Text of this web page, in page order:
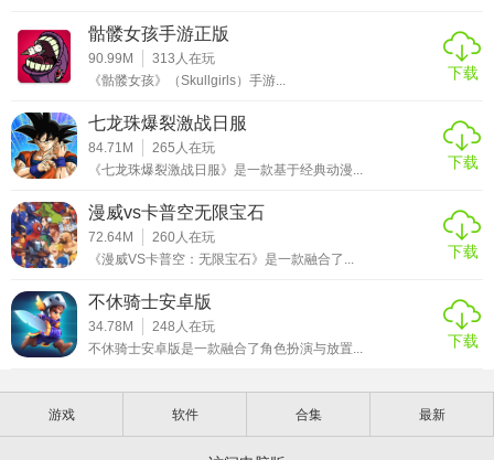
骷髅女孩手游正版
90.99M 313 人在玩
《骷髅女孩》（Skullgirls）手游...
下载
七龙珠爆裂激战日服
84.71M 265 人在玩
《七龙珠爆裂激战日服》是一款基于经典动漫...
下载
漫威vs卡普空无限宝石
72.64M 260 人在玩
《漫威VS卡普空：无限宝石》是一款融合了...
下载
不休骑士安卓版
34.78M 248 人在玩
不休骑士安卓版是一款融合了角色扮演与放置...
下载
游戏 软件 合集 最新